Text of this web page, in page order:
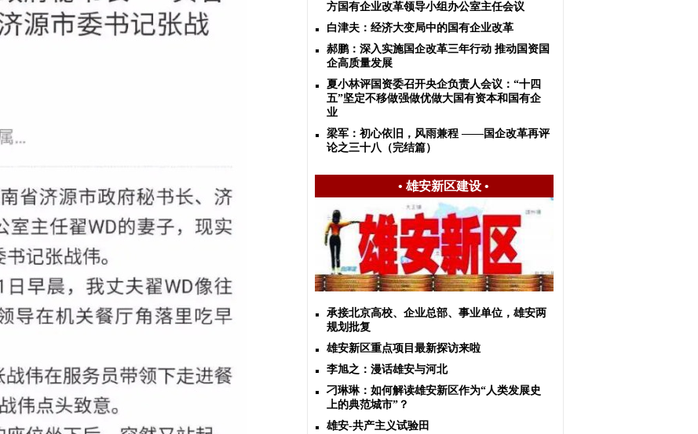
方国有企业改革领导小组办公室主任会议
白津夫：经济大变局中的国有企业改革
​郝鹏：深入实施国企改革三年行动 推动国资国
企高质量发展
夏小林评国资委召开央企负责人会议：“十四
五”坚定不移做强做优做大国有资本和国有企
业
梁军：初心依旧，风雨兼程 ——国企改革再评
论之三十八（完结篇）
• 雄安新区建设•
承接北京高校、企业总部、事业单位，雄安两
规划批复
雄安新区重点项目最新探访来啦
李旭之：漫话雄安与河北
刁琳琳：如何解读雄安新区作为“人类发展史
上的典范城市”？
雄安-共产主义试验田